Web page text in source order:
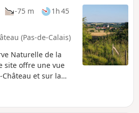
-75 m
1h 45
(Pas-de-Calais)
Naturelle de la
site offre une vue
et sur la
de bonnes